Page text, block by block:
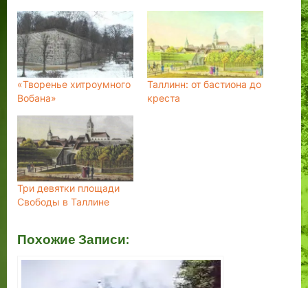
«Творенье хитроумного
Вобана»
Таллинн: от бастиона до
креста
Три девятки площади
Свободы в Таллине
Похожие Записи: